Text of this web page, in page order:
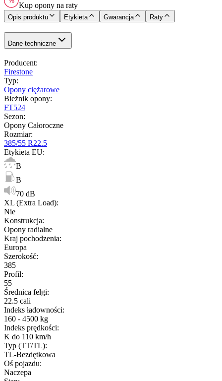
Kup opony na raty
Opis produktu Etykieta Gwarancja Raty
Dane techniczne
Producent:
Firestone
Typ:
Opony ciężarowe
Bieżnik opony:
FT524
Sezon:
Opony Całoroczne
Rozmiar:
385/55 R22.5
Etykieta EU:
B
B
70 dB
XL (Extra Load):
Nie
Konstrukcja:
Opony radialne
Kraj pochodzenia:
Europa
Szerokość:
385
Profil:
55
Średnica felgi:
22.5 cali
Indeks ładowności:
160 - 4500 kg
Indeks prędkości:
K do 110 km/h
Typ (TT/TL):
TL-Bezdętkowa
Oś pojazdu:
Naczepa